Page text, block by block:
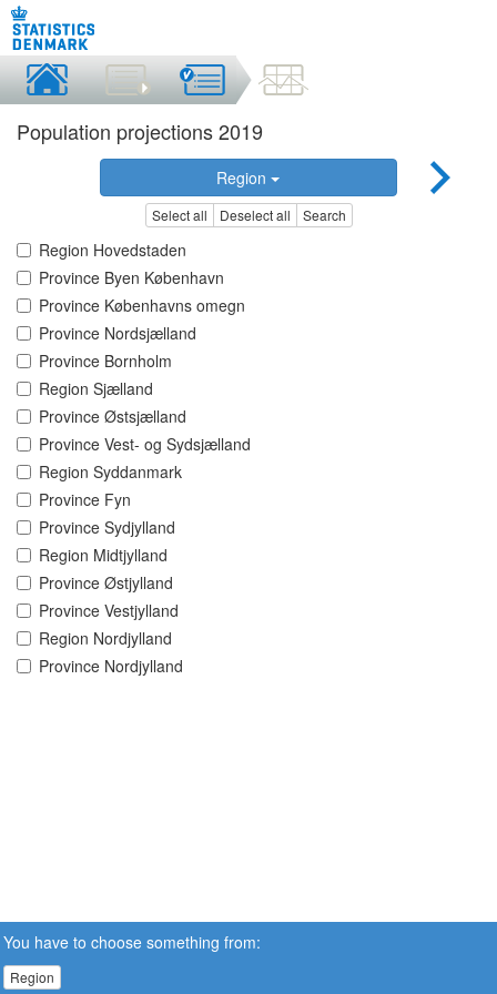
Population projections 2019
Region
Select all Deselect all Search
Region Hovedstaden
Province Byen København
Province Københavns omegn
Province Nordsjælland
Province Bornholm
Region Sjælland
Province Østsjælland
Province Vest- og Sydsjælland
Region Syddanmark
Province Fyn
Province Sydjylland
Region Midtjylland
Province Østjylland
Province Vestjylland
Region Nordjylland
Province Nordjylland
You have to choose something from:
Region